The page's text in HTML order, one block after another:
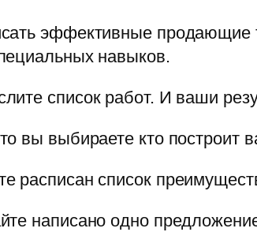
эффективные продающие
навыков.
список работ. И ваши
вы выбираете кто
расписан список
написано одно